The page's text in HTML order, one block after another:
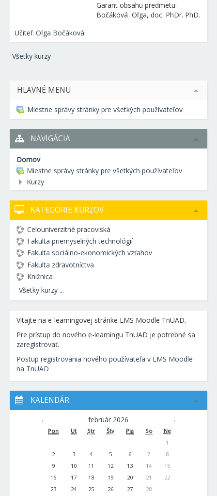
Garant obsahu predmetu:
Bočáková Oľga, doc. PhDr. PhD.
Učiteľ: Oľga Bočáková
Všetky kurzy
HLAVNÉ MENU
Miestne správy stránky pre všetkých používateľov
NAVIGÁCIA
Domov
Miestne správy stránky pre všetkých používateľov
Kurzy
KATEGÓRIE KURZOV
Celouniverzitné pracoviská
Fakulta priemyselných technológií
Fakulta sociálno-ekonomických vzťahov
Fakulta zdravotníctva
Knižnica
Všetky kurzy ...
Vitajte na e-learningovej stránke LMS Moodle TnUAD.
Pre prístup do nového e-learningu TnUAD je potrebné sa
zaregistrovať.
Postup registrovania nového používateľa v LMS Moodle
na TnUAD
KALENDÁR
← február 2026 →
Pon Ut Str Štv Pia So
Ne
1
2
3 4 5 6 7
8
9
10 11 12 13 14
15
16
17 18 19 20 21
22
23
24 25 26 27 28